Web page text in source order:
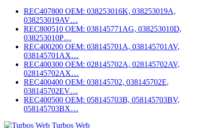
REC407800 OEM: 038253016K, 038253019A,
038253019AV…
REC800510 OEM: 038145771AG, 038253010D,
038253010P…
REC400200 OEM: 038145701A, 038145701AV,
038145701AX…
REC400300 OEM: 028145702A, 028145702AV,
028145702AX…
REC400400 OEM: 038145702, 038145702E,
038145702EV…
REC400500 OEM: 058145703B, 058145703BV,
058145703BX…
Turbos Web